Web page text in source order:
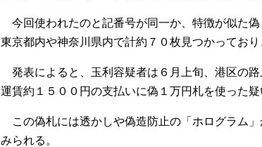
今回使われたのと記番号が同一か、特徴が似た偽
東京都内や神奈川県内で計約７０枚見つかっており
発表によると、玉利容疑者は６月上旬、港区の路
運賃約１５００円の支払いに偽１万円札を使った疑
この偽札には透かしや偽造防止の「ホログラム
みられる。